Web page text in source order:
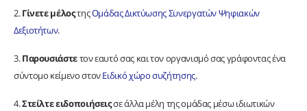
2.Γίνετε μέλοςτηςΟμάδας Δικτύωσης Συνεργατών Ψηφιακών
Δεξιοτήτων.
3.Παρουσιάστετον εαυτό σας και τον οργανισμό σας γράφοντας ένα
σύντομο κείμενο στονΕιδικό χώρο συζήτησης.
4.Στείλτε ειδοποιήσειςσε άλλα μέλη της ομάδας μέσω ιδιωτικών